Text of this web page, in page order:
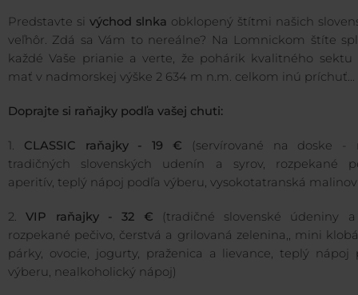
Predstavte si východ slnka obklopený štítmi našich
veľhôr. Zdá sa Vám to nereálne? Na Lomnickom štíte
každé Vaše prianie a verte, že pohárik kvalitného sektu
mať v nadmorskej výške 2 634 m n.m. celkom inú príchuť...
Doprajte si raňajky podľa vašej chuti:
1. CLASSIC raňajky - 19 € (servírované na doske -
tradičných slovenských udenín a syrov, rozpekané
aperitív, teplý nápoj podľa výberu, vysokotatranská
2.VIP raňajky - 32 € (tradičné slovenské údeniny a
rozpekané pečivo, čerstvá a grilovaná zelenina,, mini
párky, ovocie, jogurty, praženica a lievance, teplý nápoj
výberu, nealkoholický nápoj)